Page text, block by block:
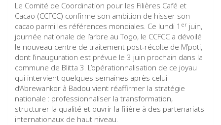
Le Comité de Coordination pour les Filières Café et
Cacao (CCFCC) confirme son ambition de hisser son
cacao parmi les références mondiales. Ce lundi 1 er juin,
journée nationale de l’arbre au Togo, le CCFCC a dévoilé
le nouveau centre de traitement post‑récolte de M’poti,
dont l’inauguration est prévue le 3 juin prochain dans la
commune de Blitta 3. L’opérationnalisation de ce joyau
qui intervient quelques semaines après celui
d’Abrewankor à Badou vient réaffirmer la stratégie
nationale : professionnaliser la transformation,
structurer la qualité et ouvrir la filière à des partenariats
internationaux de haut niveau.